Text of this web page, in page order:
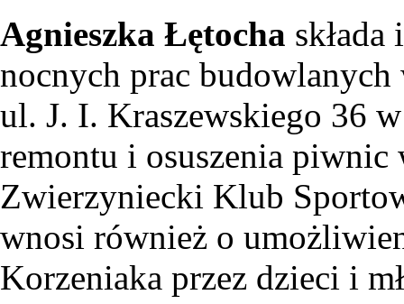
Agnieszka Łętocha
nocnych prac
ul. J. I. Kraszewskiego 36
remontu i osuszenia
Zwierzyniecki Klub
wnosi również o
Korzeniaka przez dzieci i